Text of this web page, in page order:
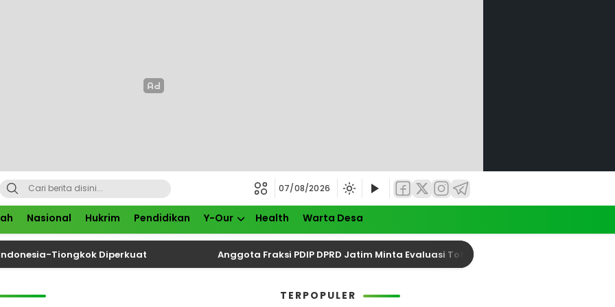
07/08/2026
Nasional Hukrim Pendidikan Y-Our Health Warta Desa
Tiongkok Diperkuat Anggota Fraksi PDIP DPRD Jatim Minta Evaluasi Total Keselamatan Pelayaran
TERPOPULER